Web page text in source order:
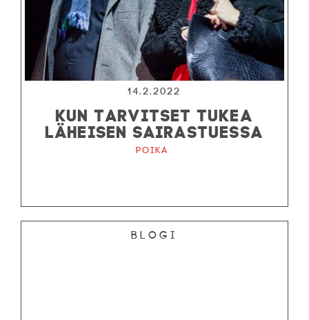
14.2.2022
KUN TARVITSET TUKEA
LÄHEISEN SAIRASTUESSA
Poika
Blogi